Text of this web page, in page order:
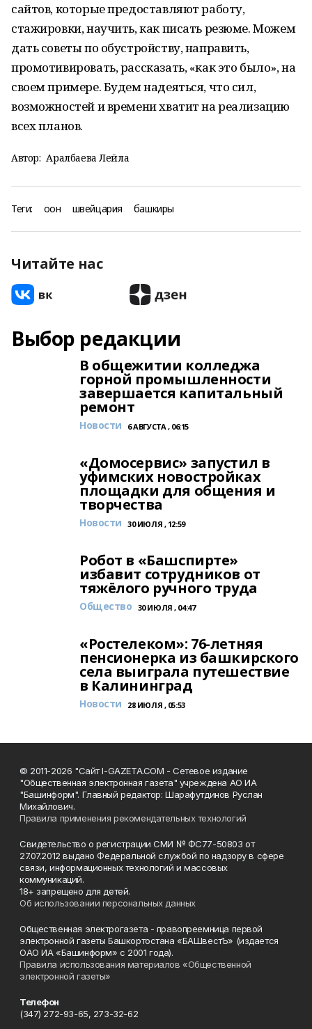
сайтов, которые предоставляют работу,
стажировки, научить, как писать резюме. Можем
дать советы по обустройству, направить,
промотивировать, рассказать, «как это было», на
своем примере. Будем надеяться, что сил,
возможностей и времени хватит на реализацию
всех планов.
Автор: Аралбаева Лейла
Теги: оон швейцария башкиры
Читайте нас
Выбор редакции
В общежитии колледжа
горной промышленности
завершается капитальный
ремонт
Новости 6 АВГУСТА , 06:15
«Домосервис» запустил в
уфимских новостройках
площадки для общения и
творчества
Новости 30 ИЮЛЯ , 12:59
Робот в «Башспирте»
избавит сотрудников от
тяжёлого ручного труда
Общество 30 ИЮЛЯ , 04:47
«Ростелеком»: 76-летняя
пенсионерка из башкирского
села выиграла путешествие
в Калининград
Новости 28 ИЮЛЯ , 05:53
© 2011-2026 "Сайт I-GAZETA.COM - Сетевое издание
"Общественная электронная газета" учреждена АО ИА
"Башинформ". Главный редактор: Шарафутдинов Руслан
Михайлович.
Правила применения рекомендательных технологий
Свидетельство о регистрации СМИ № ФС77-50803 от
27.07.2012 выдано Федеральной службой по надзору в сфере
связи, информационных технологий и массовых
коммуникаций.
18+ запрещено для детей.
Об использовании персональных данных
Общественная электрогазета - правопреемница первой
электронной газеты Башкортостана «БАШвестЪ» (издается
ОАО ИА «Башинформ» с 2001 года).
Правила использования материалов «Общественной
электронной газеты»
Телефон
(347) 272-93-65, 273-32-62